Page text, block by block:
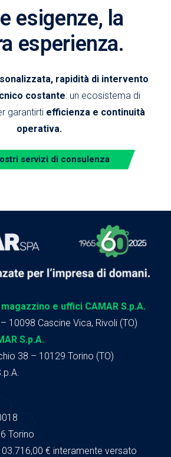
esigenze, la
esperienza.
rapidità di intervento
costante: un ecosistema di
garantirti efficienza e continuità
operativa.
servizi di consulenza
e uffici CAMAR S.p.A.
10098 Cascine Vica, Rivoli (TO)
S.p.A.
38 – 10129 Torino (TO)
Torino
€ interamente versato